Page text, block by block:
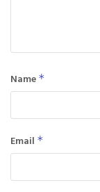
Name *
Email *